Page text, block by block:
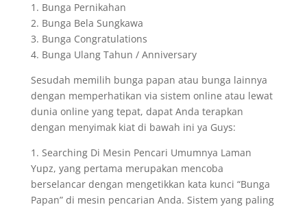
1. Bunga Pernikahan
2. Bunga Bela Sungkawa
3. Bunga Congratulations
4. Bunga Ulang Tahun / Anniversary
Sesudah memilih bunga papan atau bunga lainnya
dengan memperhatikan via sistem online atau lewat
dunia online yang tepat, dapat Anda terapkan
dengan menyimak kiat di bawah ini ya Guys:
1. Searching Di Mesin Pencari Umumnya Laman
Yupz, yang pertama merupakan mencoba
berselancar dengan mengetikkan kata kunci “Bunga
Papan” di mesin pencarian Anda. Sistem yang paling